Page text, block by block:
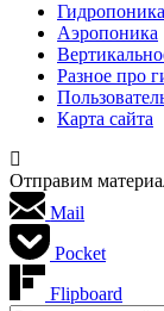
Гидропоника
Аэропоника
Разное про
Карта сайта
Отправим
Mail
Pocket
Flipboard